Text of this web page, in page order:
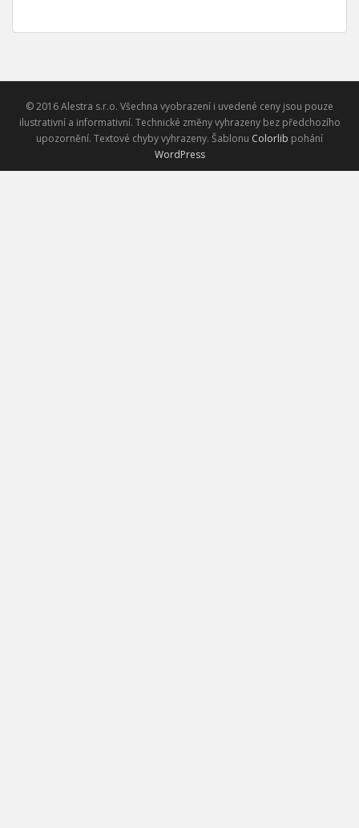
© 2016 Alestra s.r.o. Všechna vyobrazení i uvedené ceny jsou pouze
ilustrativní a informativní. Technické změny vyhrazeny bez předchozího
upozornění. Textové chyby vyhrazeny. Šablonu Colorlib pohání
WordPress